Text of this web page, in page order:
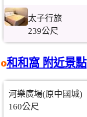
太子行旅
239公尺
和和窩 附近景點
河樂廣場(原中國城)
160公尺